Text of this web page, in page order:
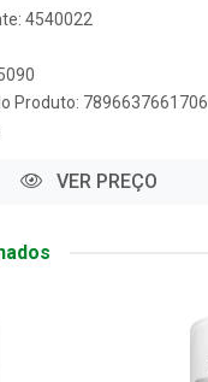
4540022
Produto: 7896637661706
VER PREÇO